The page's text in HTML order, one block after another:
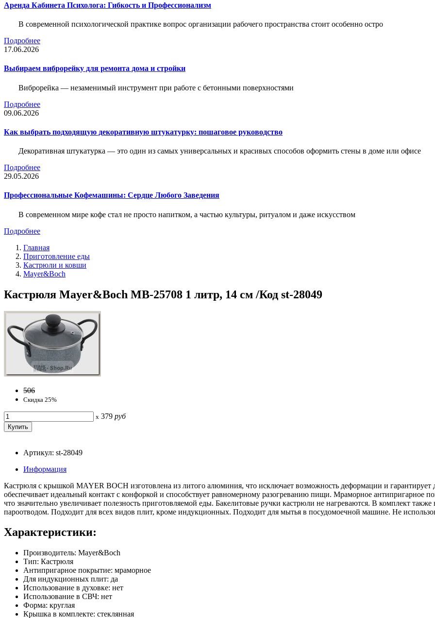
Аренда Кабинета Психолога: Гибкость и Профессионализм
В современной психологической практике вопрос организации рабочего пространства стоит особенно остро
Подробнее
17.06.2026
Выбираем виброрейку для ремонта дома и стройки
Виброрейка — незаменимый инструмент при работе с бетонными поверхностями
Подробнее
09.06.2026
Как выбрать подходящую декоративную штукатурку: пошаговое руководство
Декоративная штукатурка — это один из самых универсальных и красивых способов оформить стены в доме или офисе
Подробнее
29.05.2026
Профессиональные Кофемашины: Сердце Любого Заведения
В современном мире кофе стал не просто напитком, а частью культуры, ритуалом и даже искусством
Подробнее
Главная
Приготовление еды
Кастрюли и ковши
Mayer&Boch
Кастрюля Mayer&Boch MB-25708 1 литр, 14 см /Код st-28049
506
Скидка 25%
x 379 руб
Артикул: st-28049
Информация
Кастрюля с крышкой MAYER BOCH изготовлена из литого алюминия, что исключает возможность деформации и
обеспечивает идеальный контакт с конфоркой и способствует равномерному разогреванию пищи. Мраморное антипригарное
что значительно увеличивает полезность приготовляемой еды. Бакелитовые ручки кастрюли не нагреваются. В комплект
пароотводом. Подходит для всех видов плит, кроме индукционных. Подходит для мытья в посудомоечной машине. Не
Характеристики:
Производитель: Mayer&Boch
Тип: Кастрюля
Антипригарное покрытие: мраморное
Для индукционных плит: да
Использование в духовке: нет
Использование в СВЧ: нет
Форма: круглая
Крышка в комплекте: стеклянная